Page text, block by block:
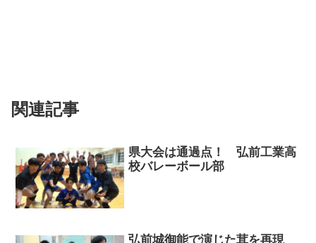
関連記事
県大会は通過点！ 弘前工業高
校バレーボール部
弘前城御能で演じた茸を再現